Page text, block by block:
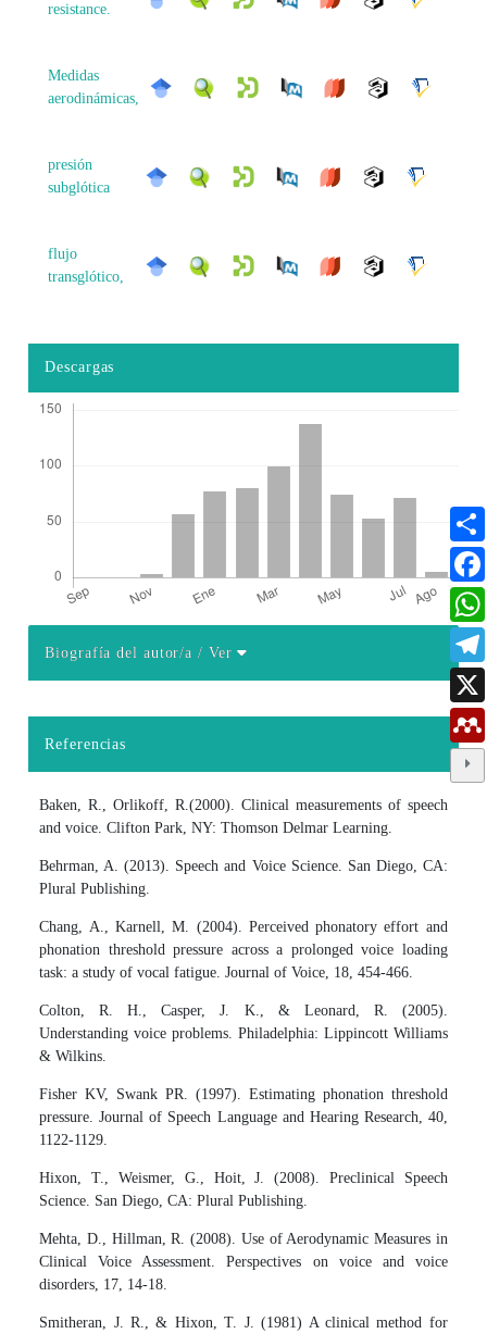
resistance.
Medidas
aerodinámicas,
presión
subglótica
flujo
transglótico,
Descargas
Biografía del autor/a/ Ver
Referencias
Baken, R., Orlikoff, R.(2000). Clinical measurements of speech
and voice. Clifton Park, NY: Thomson Delmar Learning.
Behrman, A. (2013). Speech and Voice Science. San Diego, CA:
Plural Publishing.
Chang, A., Karnell, M. (2004). Perceived phonatory effort and
phonation threshold pressure across a prolonged voice loading
task: a study of vocal fatigue. Journal of Voice, 18, 454-466.
Colton, R. H., Casper, J. K., & Leonard, R. (2005).
Understanding voice problems. Philadelphia: Lippincott Williams
& Wilkins.
Fisher KV, Swank PR. (1997). Estimating phonation threshold
pressure. Journal of Speech Language and Hearing Research, 40,
1122-1129.
Hixon, T., Weismer, G., Hoit, J. (2008). Preclinical Speech
Science. San Diego, CA: Plural Publishing.
Mehta, D., Hillman, R. (2008). Use of Aerodynamic Measures in
Clinical Voice Assessment. Perspectives on voice and voice
disorders, 17, 14-18.
Smitheran, J. R., & Hixon, T. J. (1981) A clinical method for